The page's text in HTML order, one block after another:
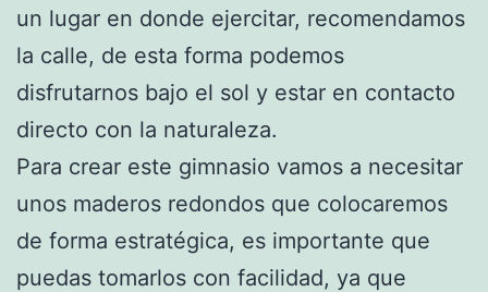
un lugar en donde ejercitar, recomendamos
la calle, de esta forma podemos
disfrutarnos bajo el sol y estar en contacto
directo con la naturaleza.
Para crear este gimnasio vamos a necesitar
unos maderos redondos que colocaremos
de forma estratégica, es importante que
puedas tomarlos con facilidad, ya que